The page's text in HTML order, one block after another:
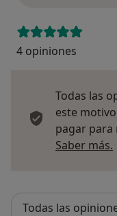
4 opiniones
Todas las
este
pagar
Saber más.